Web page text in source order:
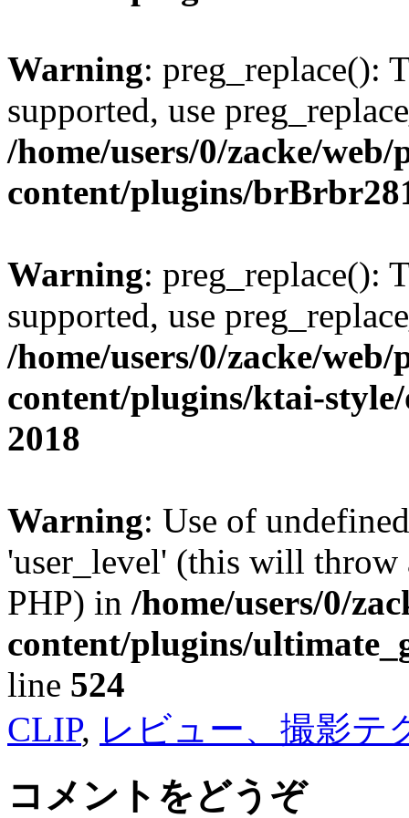
Warning: preg_replace():
supported, use
/home/users/0/zacke/
content/plugins/
Warning: preg_replace():
supported, use
/home/users/0/zacke/
content/plugins/ktai-
2018
Warning: Use of
'user_level' (this will
PHP) in /home/users/0/
content/plugins/
line 524
CLIP, レビュー、撮影テ
コメントをどうぞ